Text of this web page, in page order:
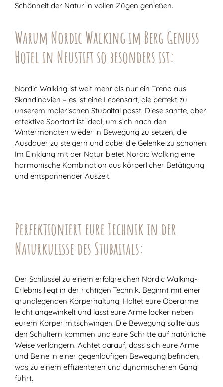
Schönheit der Natur in vollen Zügen genießen.
Warum Nordic Walking im Berg Genuss
Hotel in Neustift so besonders ist:
Nordic Walking ist weit mehr als nur ein Trend aus
Skandinavien – es ist eine Lebensart, die perfekt zu
unserem malerischen Stubaital passt. Diese sanfte, aber
effektive Sportart ist ideal, um sich nach den
Wintermonaten wieder in Bewegung zu setzen, die
Ausdauer zu steigern und dabei die Gelenke zu schonen.
Im Einklang mit der Natur bietet Nordic Walking eine
harmonische Kombination aus körperlicher Betätigung
und entspannender Auszeit.
Perfektioniert eure Technik in der
Naturkulisse des Stubaitals:
Der Schlüssel zu einem erfolgreichen Nordic Walking-
Erlebnis liegt in der richtigen Technik. Beginnt mit einer
grundlegenden Körperhaltung: Haltet eure Oberarme
leicht angewinkelt und lasst eure Arme locker neben
eurem Körper mitschwingen. Die Bewegung sollte aus
den Schultern kommen und eure Schritte auf natürliche
Weise verlängern. Achtet darauf, dass sich eure Arme
und Beine in einer gegenläufigen Bewegung befinden,
was zu einem effizienteren und dynamischeren Gang
führt.